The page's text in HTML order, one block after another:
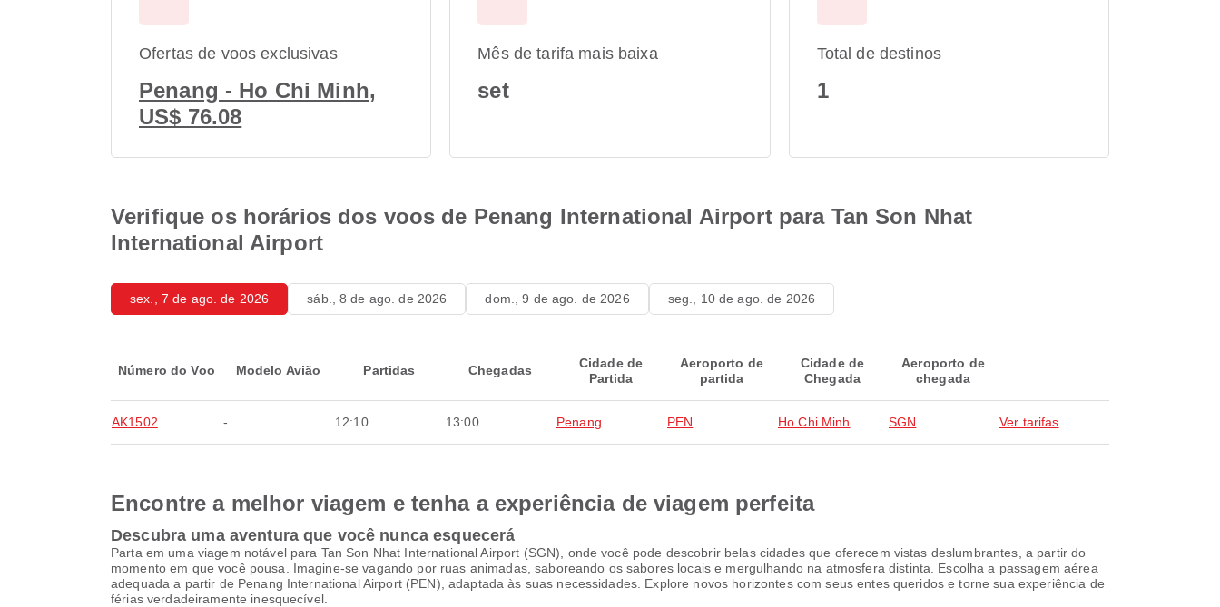
Ofertas de voos exclusivas
Penang - Ho Chi Minh,
US$ 76.08
Mês de tarifa mais baixa
set
Total de destinos
1
Verifique os horários dos voos de Penang International Airport para Tan Son Nhat
International Airport
sex., 7 de ago. de 2026 sáb., 8 de ago. de 2026 dom., 9 de ago. de 2026 seg., 10 de ago. de 2026
Número do Voo Modelo Avião Partidas Chegadas
Cidade de
Partida
Aeroporto de
partida
Cidade de
Chegada
Aeroporto de
chegada
AK1502 - 12:10 13:00 Penang PEN Ho Chi Minh SGN Ver tarifas
Encontre a melhor viagem e tenha a experiência de viagem perfeita
Descubra uma aventura que você nunca esquecerá
Parta em uma viagem notável para Tan Son Nhat International Airport (SGN), onde você pode descobrir belas cidades que oferecem vistas deslumbrantes, a partir do
momento em que você pousa. Imagine-se vagando por ruas animadas, saboreando os sabores locais e mergulhando na atmosfera distinta. Escolha a passagem aérea
adequada a partir de Penang International Airport (PEN), adaptada às suas necessidades. Explore novos horizontes com seus entes queridos e torne sua experiência de
férias verdadeiramente inesquecível.